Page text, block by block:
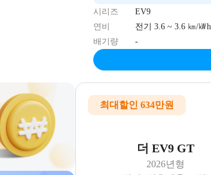
시리즈 EV9
연비
전기 3.6 ~ 3.6 ㎞/㎾h
배기량
-
최대할인 634만원
더 EV9 GT
2026년형